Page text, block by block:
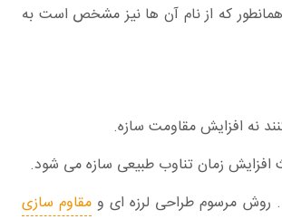
که از نام آن ها نیز مشخص است به
نه افزایش مقاومت سازه.
افزایش زمان تناوب طبیعی سازه می شود.
روش مرسوم طراحی لرزه ای و مقاوم سازی